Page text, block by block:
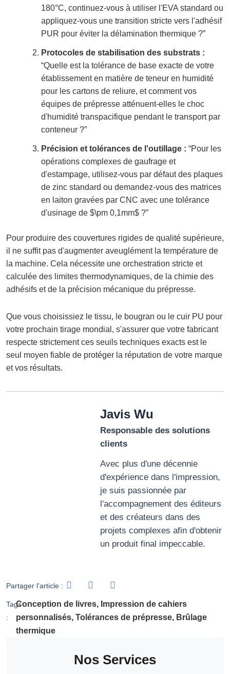
180°C, continuez-vous à utiliser l'EVA standard ou
appliquez-vous une transition stricte vers l'adhésif
PUR pour éviter la délamination thermique ?”
Protocoles de stabilisation des substrats :
“Quelle est la tolérance de base exacte de votre
établissement en matière de teneur en humidité
pour les cartons de reliure, et comment vos
équipes de prépresse atténuent-elles le choc
d'humidité transpacifique pendant le transport par
conteneur ?”
Précision et tolérances de l'outillage : “Pour les
opérations complexes de gaufrage et
d'estampage, utilisez-vous par défaut des plaques
de zinc standard ou demandez-vous des matrices
en laiton gravées par CNC avec une tolérance
d'usinage de $\pm 0,1mm$ ?”
Pour produire des couvertures rigides de qualité supérieure,
il ne suffit pas d'augmenter aveuglément la température de
la machine. Cela nécessite une orchestration stricte et
calculée des limites thermodynamiques, de la chimie des
adhésifs et de la précision mécanique du prépresse.
Que vous choisissiez le tissu, le bougran ou le cuir PU pour
votre prochain tirage mondial, s'assurer que votre fabricant
respecte strictement ces seuils techniques exacts est le
seul moyen fiable de protéger la réputation de votre marque
et vos résultats.
Javis Wu
Responsable des solutions
clients
Avec plus d'une décennie
d'expérience dans l'impression,
je suis passionnée par
l'accompagnement des éditeurs
et des créateurs dans des
projets complexes afin d'obtenir
un produit final impeccable.
Partager l'article :
Tags
:
Conception de livres, Impression de cahiers
personnalisés,Tolérances de prépresse, Brûlage
thermique
Nos Services